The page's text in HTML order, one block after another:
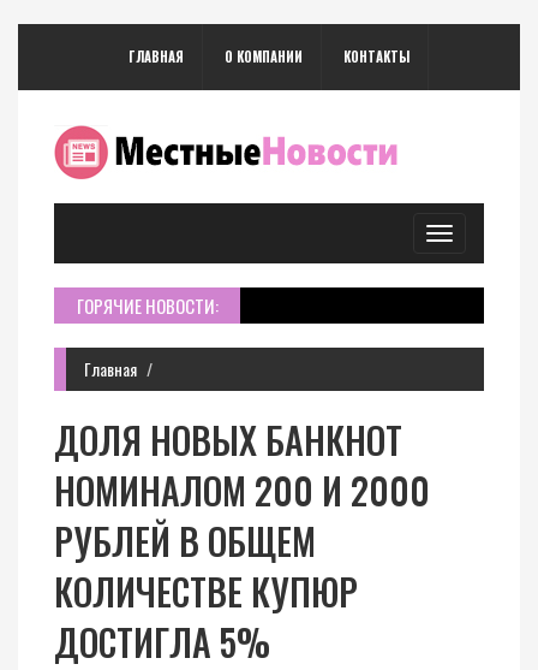
ГЛАВНАЯ О КОМПАНИИ КОНТАКТЫ
Toggle
navigation
ГОРЯЧИЕ НОВОСТИ:
Главная
ДОЛЯ НОВЫХ БАНКНОТ
НОМИНАЛОМ 200 И 2000
РУБЛЕЙ В ОБЩЕМ
КОЛИЧЕСТВЕ КУПЮР
ДОСТИГЛА 5%